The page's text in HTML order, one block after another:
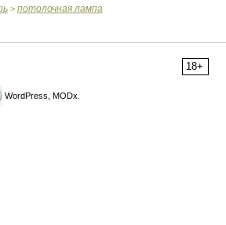
> потолочная лампа
18+
WordPress, MODx.